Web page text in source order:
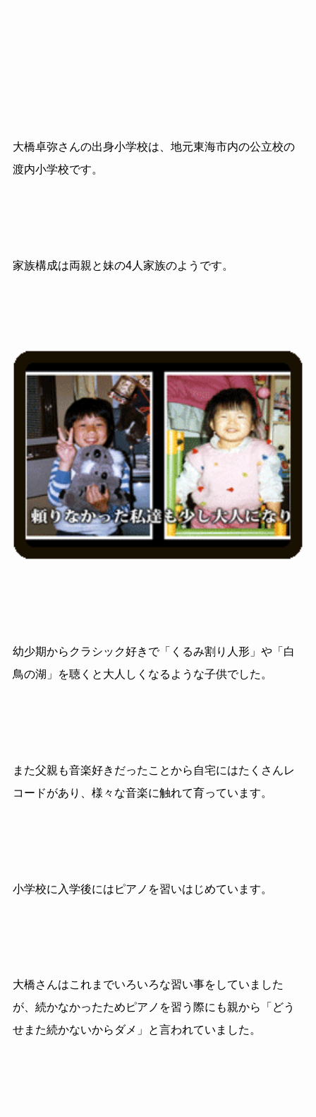
大橋卓弥さんの出身小学校は、地元東海市内の公立校の
渡内小学校です。
家族構成は両親と妹の4人家族のようです。
幼少期からクラシック好きで「くるみ割り人形」や「白
鳥の湖」を聴くと大人しくなるような子供でした。
また父親も音楽好きだったことから自宅にはたくさんレ
コードがあり、様々な音楽に触れて育っています。
小学校に入学後にはピアノを習いはじめています。
大橋さんはこれまでいろいろな習い事をしていました
が、続かなかったためピアノを習う際にも親から「どう
せまた続かないからダメ」と言われていました。